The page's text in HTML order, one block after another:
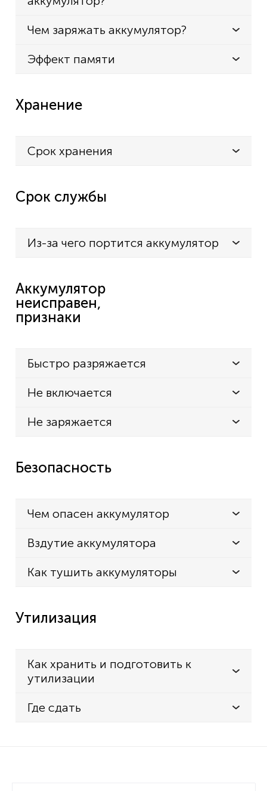
Чем заряжать аккумулятор?
Эффект памяти
Хранение
Срок хранения
Срок службы
Из-за чего портится аккумулятор
Аккумулятор
неисправен,
признаки
Быстро разряжается
Не включается
Не заряжается
Безопасность
Чем опасен аккумулятор
Вздутие аккумулятора
Как тушить аккумуляторы
Утилизация
Как хранить и подготовить к
утилизации
Где сдать